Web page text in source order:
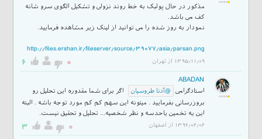
مذکور در حال پولبک به خط روند نزولی و تشکیل الگوی سرو شانه
نمودار به روز شده را می توانید از لینک زیر مشاهده فرمایید.
http://files.ershan.ir/fileserver/source/39077/asia/parsan.png
1395/11/09 از تهران 0
6
ABADAN
استادگرامی @آدنا طروسیان
اگر برای شما مقدوره این تحلیل رو
بروزرسانی بفرمایید . میتونه این سهم کم کم مورد توجه باشه . البته
این یه تخمین یاحدسه و نظر شخصیه... تحلیل و تحقیق نیست.
1396/02/02 از اصفهان 0
3